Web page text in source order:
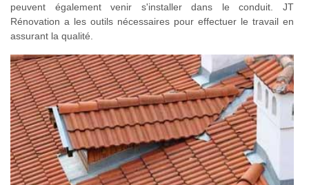
peuvent également venir s'installer dans le conduit. JT
Rénovation a les outils nécessaires pour effectuer le travail en
assurant la qualité.